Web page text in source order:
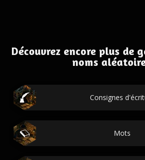
Découvrez encore plus de
noms
Consignes
Mots